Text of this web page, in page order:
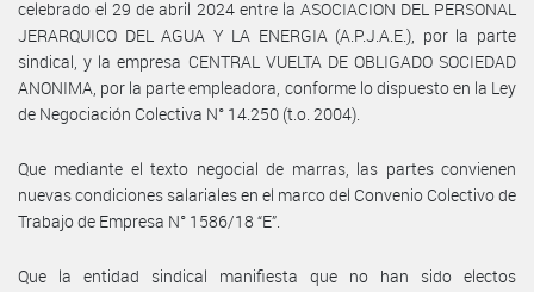
celebrado el 29 de abril 2024 entre la ASOCIACION DEL PERSONAL
JERARQUICO DEL AGUA Y LA ENERGIA (A.P.J.A.E.), por la parte
sindical, y la empresa CENTRAL VUELTA DE OBLIGADO SOCIEDAD
ANONIMA, por la parte empleadora, conforme lo dispuesto en la Ley
de Negociación Colectiva N° 14.250 (t.o. 2004).
Que mediante el texto negocial de marras, las partes convienen
nuevas condiciones salariales en el marco del Convenio Colectivo de
Trabajo de Empresa N° 1586/18 “E”.
Que la entidad sindical manifiesta que no han sido electos